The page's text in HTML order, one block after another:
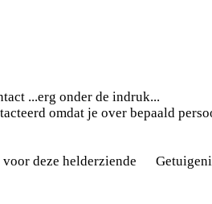
...erg onder de indruk...
omdat je over bepaald